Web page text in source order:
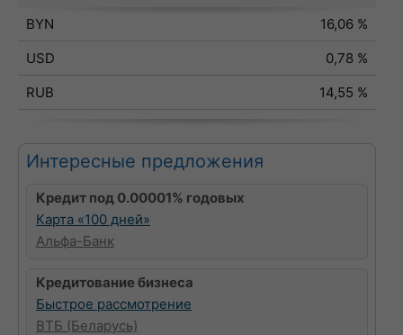
BYN
16,06 %
USD
0,78 %
RUB
14,55 %
Интересные предложения
Кредит под 0.00001% годовых
Карта «100 дней»
Альфа-Банк
Кредитование бизнеса
Быстрое рассмотрение
ВТБ (Беларусь)